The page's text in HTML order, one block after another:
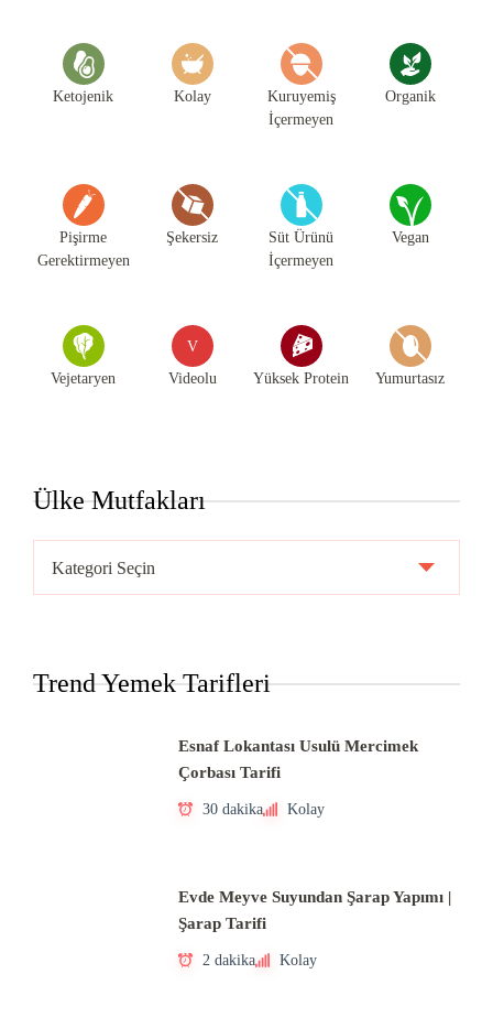
Ketojenik Kolay
Kuruyemiş
İçermeyen
Organik
Pişirme
Gerektirmeyen
Şekersiz
Süt Ürünü
İçermeyen
Vegan
Vejetaryen
V
Videolu Yüksek Protein Yumurtasız
Ülke Mutfakları
Mutfakları
Trend Yemek Tarifleri
Esnaf Lokantası Usulü Mercimek
Çorbası Tarifi
30 dakika Kolay
Evde Meyve Suyundan Şarap Yapımı |
Şarap Tarifi
2 dakika Kolay